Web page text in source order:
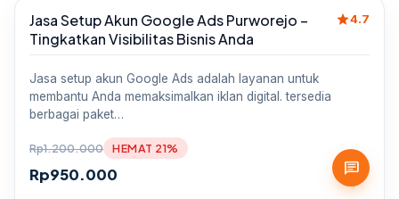
Sale
Jasa Setup Akun Google Ads Purworejo –
Tingkatkan Visibilitas Bisnis Anda
star4.7
Jasa setup akun Google Ads adalah layanan untuk
membantu Anda memaksimalkan iklan digital. tersedia
berbagai paket…
Rp1.200.000
Rp950.000
HEMAT 21%
chat